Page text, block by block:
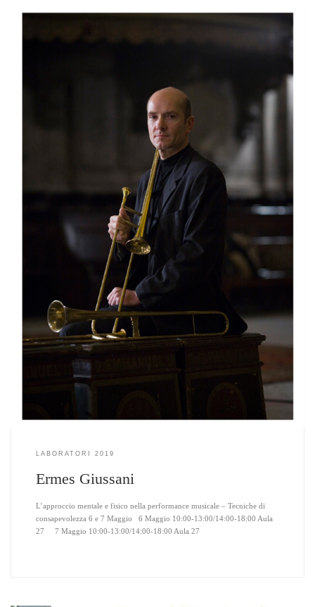
LABORATORI 2019
Ermes Giussani
L’approccio mentale e fisico nella performance musicale – Tecniche di
consapevolezza 6 e 7 Maggio 6 Maggio 10:00-13:00/14:00-18:00 Aula
27 7 Maggio 10:00-13:00/14:00-18:00 Aula 27